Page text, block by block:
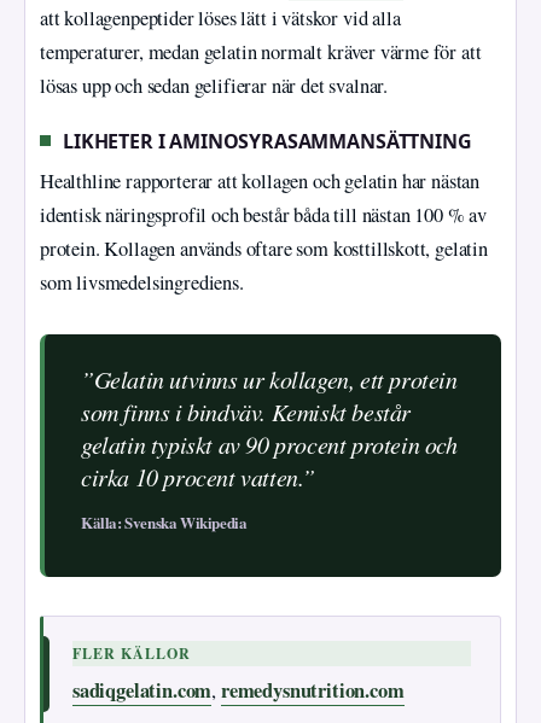
att kollagenpeptider löses lätt i vätskor vid alla
temperaturer, medan gelatin normalt kräver värme för att
lösas upp och sedan gelifierar när det svalnar.
LIKHETER I AMINOSYRASAMMANSÄTTNING
Healthline rapporterar att kollagen och gelatin har nästan
identisk näringsprofil och består båda till nästan 100 % av
protein. Kollagen används oftare som kosttillskott, gelatin
som livsmedelsingrediens.
”Gelatin utvinns ur kollagen, ett protein
som finns i bindväv. Kemiskt består
gelatin typiskt av 90 procent protein och
cirka 10 procent vatten.”
Källa: Svenska Wikipedia
FLER KÄLLOR
sadiqgelatin.com,remedysnutrition.com